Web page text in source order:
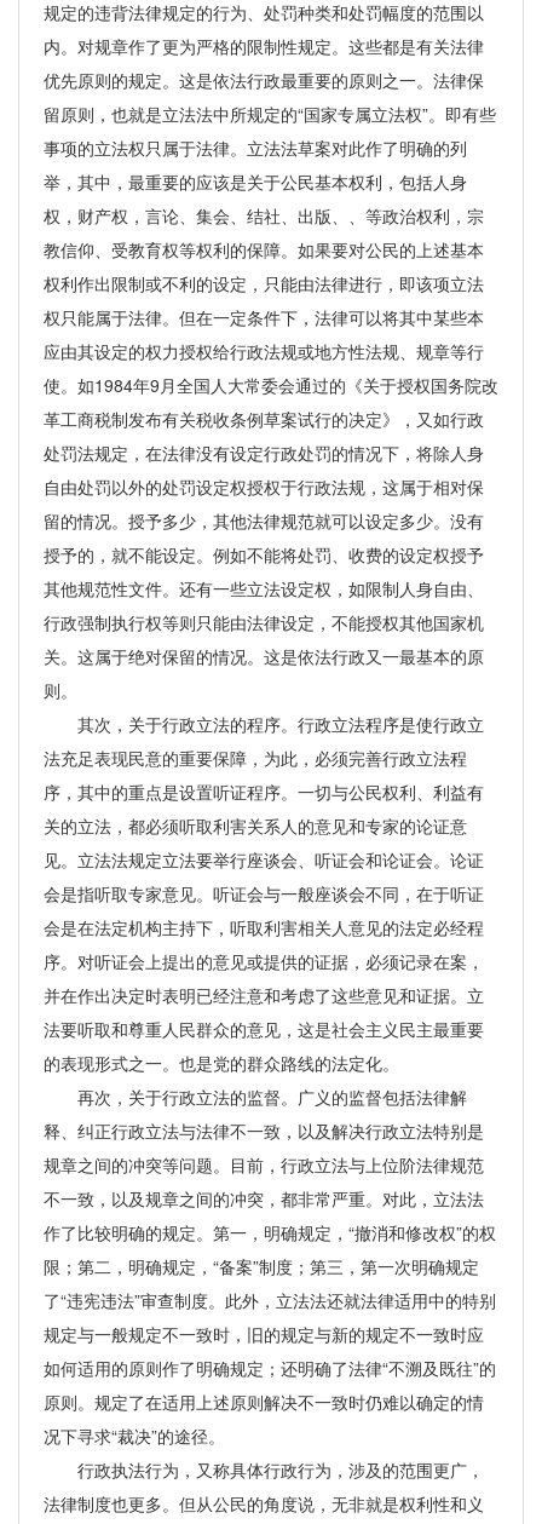
规定的违背法律规定的行为、处罚种类和处罚幅度的范围以
内。对规章作了更为严格的限制性规定。这些都是有关法律
优先原则的规定。这是依法行政最重要的原则之一。法律保
留原则，也就是立法法中所规定的“国家专属立法权”。即有些
事项的立法权只属于法律。立法法草案对此作了明确的列
举，其中，最重要的应该是关于公民基本权利，包括人身
权，财产权，言论、集会、结社、出版、、等政治权利，宗
教信仰、受教育权等权利的保障。如果要对公民的上述基本
权利作出限制或不利的设定，只能由法律进行，即该项立法
权只能属于法律。但在一定条件下，法律可以将其中某些本
应由其设定的权力授权给行政法规或地方性法规、规章等行
使。如1984年9月全国人大常委会通过的《关于授权国务院改
革工商税制发布有关税收条例草案试行的决定》，又如行政
处罚法规定，在法律没有设定行政处罚的情况下，将除人身
自由处罚以外的处罚设定权授权于行政法规，这属于相对保
留的情况。授予多少，其他法律规范就可以设定多少。没有
授予的，就不能设定。例如不能将处罚、收费的设定权授予
其他规范性文件。还有一些立法设定权，如限制人身自由、
行政强制执行权等则只能由法律设定，不能授权其他国家机
关。这属于绝对保留的情况。这是依法行政又一最基本的原
则。
其次，关于行政立法的程序。行政立法程序是使行政立
法充足表现民意的重要保障，为此，必须完善行政立法程
序，其中的重点是设置听证程序。一切与公民权利、利益有
关的立法，都必须听取利害关系人的意见和专家的论证意
见。立法法规定立法要举行座谈会、听证会和论证会。论证
会是指听取专家意见。听证会与一般座谈会不同，在于听证
会是在法定机构主持下，听取利害相关人意见的法定必经程
序。对听证会上提出的意见或提供的证据，必须记录在案，
并在作出决定时表明已经注意和考虑了这些意见和证据。立
法要听取和尊重人民群众的意见，这是社会主义民主最重要
的表现形式之一。也是党的群众路线的法定化。
再次，关于行政立法的监督。广义的监督包括法律解
释、纠正行政立法与法律不一致，以及解决行政立法特别是
规章之间的冲突等问题。目前，行政立法与上位阶法律规范
不一致，以及规章之间的冲突，都非常严重。对此，立法法
作了比较明确的规定。第一，明确规定，“撤消和修改权”的权
限；第二，明确规定，“备案”制度；第三，第一次明确规定
了“违宪违法”审查制度。此外，立法法还就法律适用中的特别
规定与一般规定不一致时，旧的规定与新的规定不一致时应
如何适用的原则作了明确规定；还明确了法律“不溯及既往”的
原则。规定了在适用上述原则解决不一致时仍难以确定的情
况下寻求“裁决”的途径。
行政执法行为，又称具体行政行为，涉及的范围更广，
法律制度也更多。但从公民的角度说，无非就是权利性和义